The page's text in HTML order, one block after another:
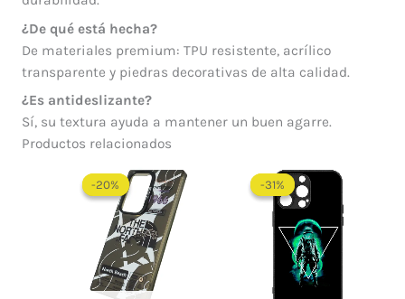
¿De qué está hecha?
De materiales premium: TPU resistente, acrílico
transparente y piedras decorativas de alta calidad.
¿Es antideslizante?
Sí, su textura ayuda a mantener un buen agarre.
Productos relacionados
-20%
-20%
precio
original
era:
$ 60.000.
-31%
-31%